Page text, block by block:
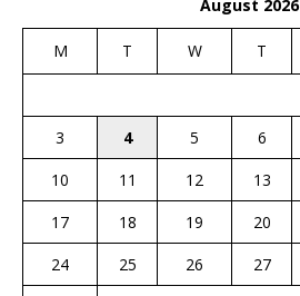
August 2026
M T W T
3
4 5 6
10
11 12 13
17
18 19 20
24
25 26 27